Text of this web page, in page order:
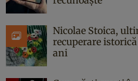
Nicolae Stoica,
recuperare
ani